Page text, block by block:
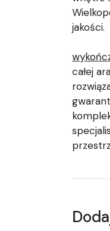
jakości.
całej